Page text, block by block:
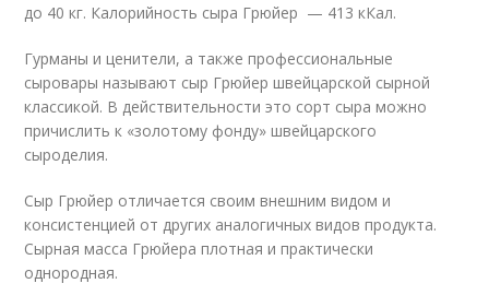
до 40 кг. Калорийность сыра Грюйер — 413 кКал.
Гурманы и ценители, а также профессиональные
сыровары называют сыр Грюйер швейцарской сырной
классикой. В действительности это сорт сыра можно
причислить к «золотому фонду» швейцарского
сыроделия.
Сыр Грюйер отличается своим внешним видом и
консистенцией от других аналогичных видов продукта.
Сырная масса Грюйера плотная и практически
однородная.